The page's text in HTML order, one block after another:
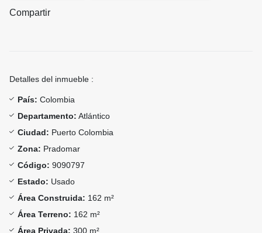
Compartir
Detalles del inmueble :
País: Colombia
Departamento: Atlántico
Ciudad: Puerto Colombia
Zona: Pradomar
Código: 9090797
Estado: Usado
Área Construida: 162 m²
Área Terreno: 162 m²
Área Privada: 300 m²